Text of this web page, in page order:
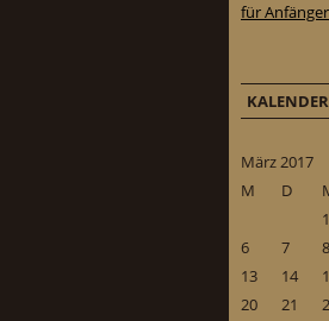
für
KALENDER
März 2017
M
D
1
6
7 8
13
14
20
21